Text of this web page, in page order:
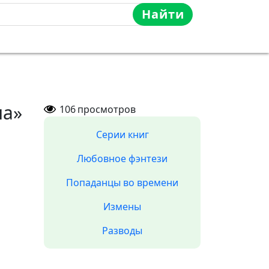
Найти
106просмотров
Серии книг
Любовное фэнтези
Попаданцы во времени
Измены
Разводы